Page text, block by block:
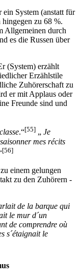
System (anstatt für
hingegen zu 68 %.
Allgemeinen durch
es die Russen über
(System) erzählt
Erzählstile
Zuhörerschaft zu
er mit Applaus oder
Freunde sind und
.“[55] „ Je
mes récits
[56]
einem gelungen
zu den Zuhörern -
de la barque qui
le mur d´un
de comprendre où
s´étaignait le